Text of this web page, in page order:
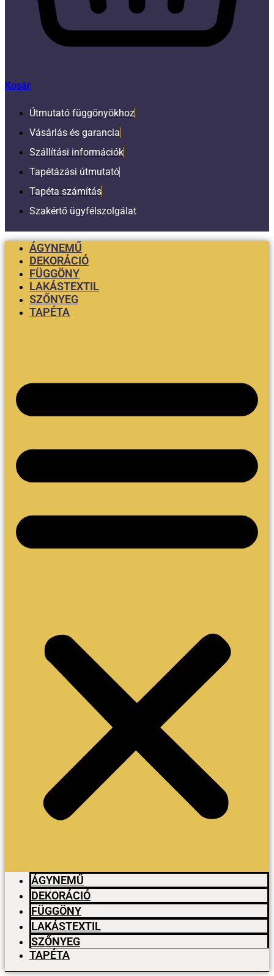
Kosár
Útmutató függönyökhoz
Vásárlás és garancia
Szállítási információk
Tapétázási útmutató
Tapéta számítás
Szakértő ügyfélszolgálat
ÁGYNEMŰ
DEKORÁCIÓ
FÜGGÖNY
LAKÁSTEXTIL
SZŐNYEG
TAPÉTA
ÁGYNEMŰ
DEKORÁCIÓ
FÜGGÖNY
LAKÁSTEXTIL
SZŐNYEG
TAPÉTA